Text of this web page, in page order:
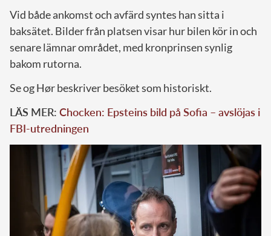
Vid både ankomst och avfärd syntes han sitta i
baksätet. Bilder från platsen visar hur bilen kör in och
senare lämnar området, med kronprinsen synlig
bakom rutorna.
Se og Hør beskriver besöket som historiskt.
LÄS MER: Chocken: Epsteins bild på Sofia – avslöjas i
FBI-utredningen